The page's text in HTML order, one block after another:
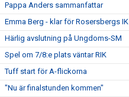
Pappa Anders sammanfattar
Emma Berg - klar för Rosersbergs IK
Härlig avslutning på Ungdoms-SM
Spel om 7/8:e plats väntar RIK
Tuff start för A-flickorna
"Nu är finalstunden kommen"